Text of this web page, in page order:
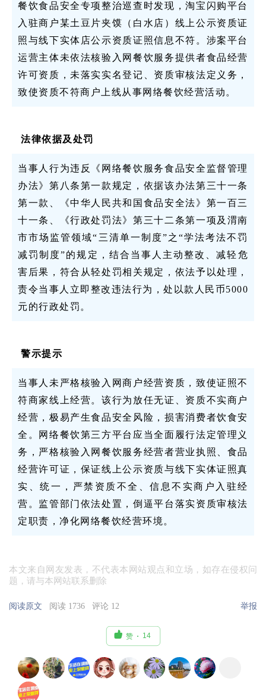
餐饮食品安全专项整治巡查时发现，淘宝闪购平台
入驻商户某土豆片夹馍（白水店）线上公示资质证
照与线下实体店公示资质证照信息不符。涉案平台
运营主体未依法核验入网餐饮服务提供者食品经营
许可资质，未落实实名登记、资质审核法定义务，
致使资质不符商户上线从事网络餐饮经营活动。
法律依据及处罚
当事人行为违反《网络餐饮服务食品安全监督管理
办法》第八条第一款规定，依据该办法第三十一条
第一款、《中华人民共和国食品安全法》第一百三
十一条、《行政处罚法》第三十二条第一项及渭南
市市场监管领域“三清单一制度”之“学法考法不罚
减罚制度”的规定，结合当事人主动整改、减轻危
害后果，符合从轻处罚相关规定，依法予以处理，
责令当事人立即整改违法行为，处以款人民币5000
元的行政处罚。
警示提示
当事人未严格核验入网商户经营资质，致使证照不
符商家线上经营。该行为放任无证、资质不实商户
经营，极易产生食品安全风险，损害消费者饮食安
全。网络餐饮第三方平台应当全面履行法定管理义
务，严格核验入网餐饮服务经营者营业执照、食品
经营许可证，保证线上公示资质与线下实体证照真
实、统一，严禁资质不全、信息不实商户入驻经
营。监管部门依法处置，倒逼平台落实资质审核法
定职责，净化网络餐饮经营环境。
本文来自网友发表，不代表本网站观点和立场，如存在侵权问
题，请与本网站联系删除
阅读原文 阅读 1736 评论 12 举报
 赞 14